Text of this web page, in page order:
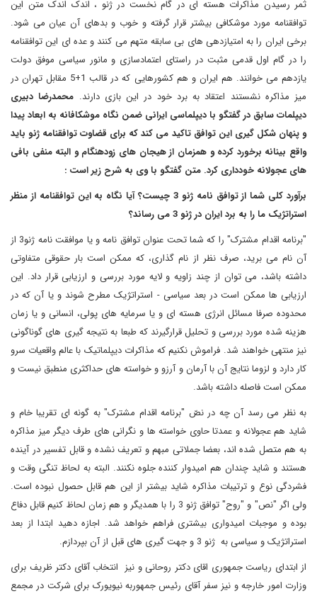
ثمر رسیدن مذاکرات هسته ای در گام نخست در ژنو ، اندک اندک متن این
توافقنامه مورد موشکافی بیشتر قرار گرفته و خوب و بدهای آن عیان می شود.
برخی ایران را به امتیازدهی های بی سابقه متهم می کنند و عده ای این توافقنامه
را در گام اول قدمی مثبت در راستای اعتمادسازی و مانور سیاسی موفق دولت
یازدهم می خوانند. هم ایران و هم کشورهایی که در قالب 1+5 مقابل تهران در
میز مذاکره نشستند اعتقاد به برد خود در این بازی دارند. محمدرضا دبیری
دیپلمات سابق در گفتگو با دیپلماسی ایرانی ضمن نگاه موشکافانه به ابعاد پیدا
و پنهان شکل گیری این توافق تاکید می کند که برای قضاوت توافقنامه ژنو باید
واقع بینانه برخورد کرده و همزمان از هیجان های زودهنگام و البته منفی بافی
های عجولانه خودداری کرد. متن گفتگو با وی به شرح زیر است :
برآورد کلی شما از توافق نامه ژنو 3 چیست؟ آیا نگاه به این توافقنامه از منظر
استراتژیک ما را به برد ایران در ژنو 3 می رساند؟
"برنامه اقدام مشترک" را که شما تحت عنوان توافق نامه و یا موافقت نامه ژنو3 از
آن نام می برید، صرف نظر از نام گذاری، که ممکن است بار حقوقی متفاوتی
داشته باشد، می توان از چند زاویه و لایه مورد بررسی و ارزیابی قرار داد. این
ارزیابی ها ممکن است در بعد سیاسی - استراتژیک مطرح شوند و یا آن که در
محدوده صرفا مسائل انرژی هسته ای و یا سرمایه های پولی، انسانی و یا زمان
هزینه شده مورد بررسی و تحلیل قرارگیرند که طبعا به نتیجه گیری های گوناگونی
نیز منتهی خواهند شد. فراموش نکنیم که مذاکرات دیپلماتیک با عالم واقعیات سرو
کار دارد و لزوما نتایج آن با آرمان و آرزو و خواسته های حداکثری منطبق نیست و
ممکن است فاصله داشته باشد.
به نظر می رسد آن چه در نصّ "برنامه اقدام مشترک" به گونه ای تقریبا خام و
شاید هم عجولانه و عمدتا حاوی خواسته ها و نگرانی های طرف دیگر میز مذاکره
به هم متصل شده اند، بعضا جملاتی مبهم و تعریف نشده و قابل تفسیر در آینده
هستند و شاید چندان هم امیدوار کننده جلوه نکنند. البته به لحاظ تنگی وقت و
فشردگی نوع و ترتیبات مذاکره شاید بیشتر از این هم قابل حصول نبوده است.
ولی اگر "نص" و "روح" توافق ژنو 3 را با همدیگر و هم زمان لحاظ کنیم قابل دفاع
بوده و موجبات امیدواری بیشتری فراهم خواهد شد. اجازه دهید ابتدا از بعد
استراتژیک و سیاسی به ژنو 3 و جهت گیری های قبل از آن بپردازم.
از ابتدای ریاست جمهوری اقای دکتر روحانی و نیز انتخاب آقای دکتر ظریف برای
وزارت امور خارجه و نیز سفر آقای رئیس جمهوربه نیویورک برای شرکت در مجمع